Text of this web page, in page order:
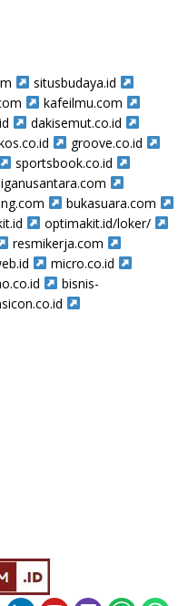
situsbudaya.id
kafeilmu.com
dakisemut.co.id
groove.co.id
sportsbook.co.id
bukasuara.com
optimakit.id/loker/
resmikerja.com
micro.co.id
bisnis-